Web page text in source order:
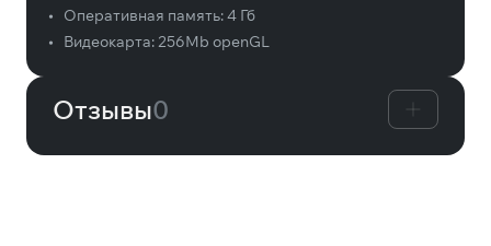
•
Оперативная память:4 Гб
•
Видеокарта:256Mb openGL
Отзывы0